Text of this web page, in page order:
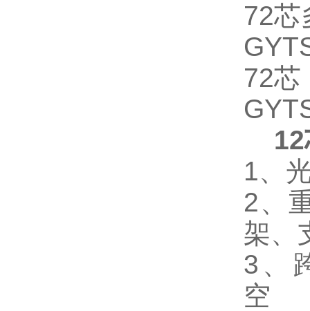
72芯
72芯
12
1、
2、
架、
3、